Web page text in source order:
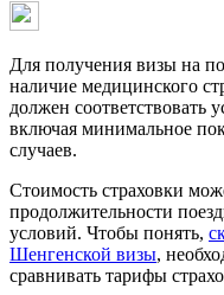
Для получения визы на
наличие медицинского
должен соответствовать
включая минимальное
случаев.
Стоимость страховки
продолжительности
условий. Чтобы понять,
Шенгенской визы,
сравнивать тарифы